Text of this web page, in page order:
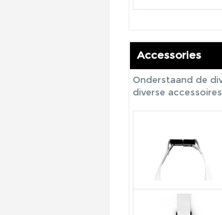
Accessories
Onderstaand de
diverse